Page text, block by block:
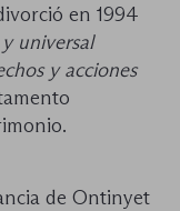
en 1994
universal
y acciones
de Ontinyet